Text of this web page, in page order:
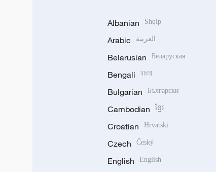
Albanian Shqip
Arabic العربية
Belarusian Беларуская
Bengali বাংলা
Bulgarian Български
Cambodian ខ្មែរ
Croatian Hrvatski
Czech Český
English English